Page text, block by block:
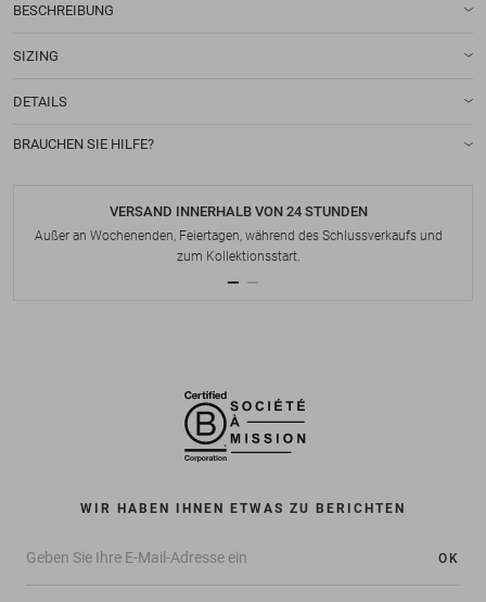
BESCHREIBUNG
SIZING
DETAILS
BRAUCHEN SIE HILFE?
VERSAND INNERHALB VON 24 STUNDEN
Außer an Wochenenden, Feiertagen, während des Schlussverkaufs und
zum Kollektionsstart.
WIR HABEN IHNEN ETWAS ZU BERICHTEN
OK